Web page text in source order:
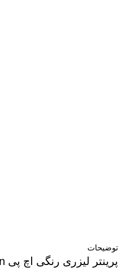
توضیحات
پرینتر لیزری رنگی اچ پی HP M553dn